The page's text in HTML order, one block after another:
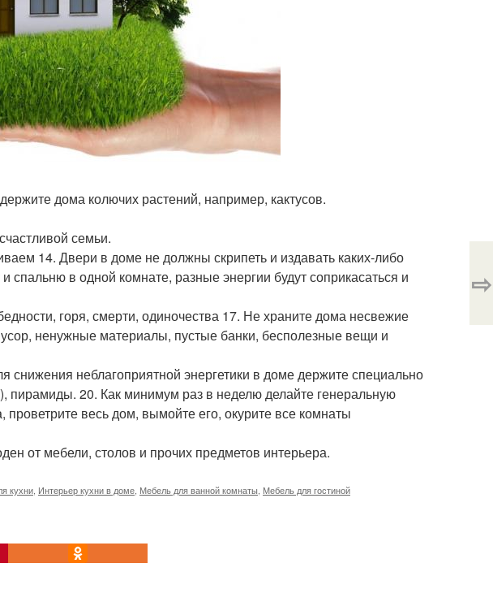
дома колючих растений, например, кактусов.
семьи.
14. Двери в доме не должны скрипеть и издавать каких-либо
спальню в одной комнате, разные энергии будут соприкасаться и
горя, смерти, одиночества 17. Не храните дома несвежие
ненужные материалы, пустые банки, бесполезные вещи и
снижения неблагоприятной энергетики в доме держите специально
20. Как минимум раз в неделю делайте генеральную
проветрите весь дом, вымойте его, окурите все комнаты
от мебели, столов и прочих предметов интерьера.
кухни Интерьер кухни в доме Мебель для ванной комнаты Мебель для гостиной
⇨